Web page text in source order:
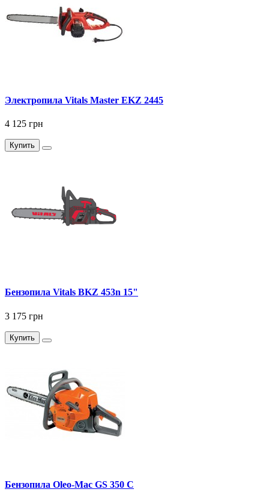
Электропила Vitals Master EKZ 2445
4 125 грн
Купить
Бензопила Vitals BKZ 453n 15"
3 175 грн
Купить
Бензопила Oleo-Mac GS 350 C